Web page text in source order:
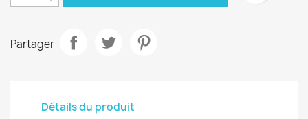
Partager
Détails du produit